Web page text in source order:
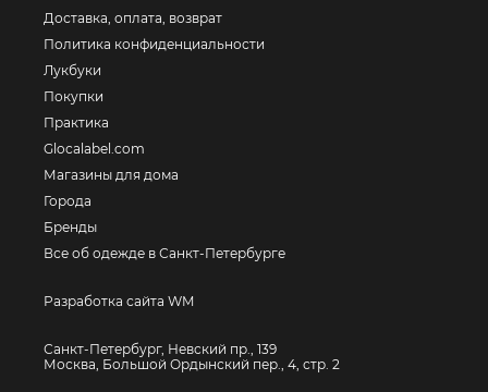
Доставка, оплата, возврат
Политика конфиденциальности
Лукбуки
Покупки
Практика
Glocalabel.com
Магазины для дома
Города
Бренды
Все об одежде в Санкт-Петербурге
Разработка сайта WM
Санкт-Петербург, Невский пр., 139
Москва, Большой Ордынский пер., 4, стр. 2